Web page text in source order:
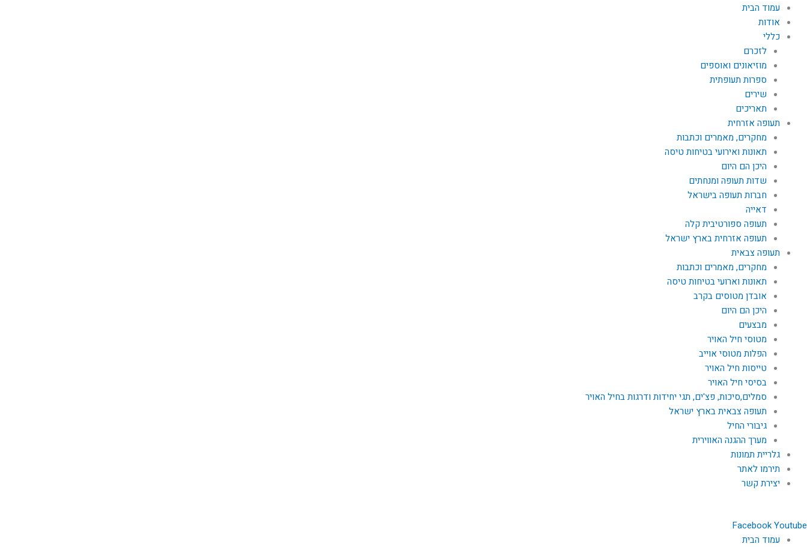
עמוד הבית
אודות
כללי
לזכרם
מוזיאונים ואוספים
ספרות תעופתית
שירים
תאריכים
תעופה אזרחית
מחקרים, מאמרים וכתבות
תאונות ואירועי בטיחות טיסה
היכן הם היום
שדות תעופה ומנחתים
חברות תעופה בישראל
דאייה
תעופה ספורטיבית קלה
תעופה אזרחית בארץ ישראל
תעופה צבאית
מחקרים, מאמרים וכתבות
תאונות וארועי בטיחות טיסה
אובדן מטוסים בקרב
היכן הם היום
מבצעים
מטוסי חיל האויר
הפלות מטוסי אוייב
טייסות חיל האויר
בסיסי חיל האויר
סמלים,סיכות, פצ'ים, תגי יחידות ודרגות בחיל האויר
תעופה צבאית בארץ ישראל
גיבורי החיל
מערך ההגנה האווירית
גלריית תמונות
תירמו לאתר
יצירת קשר
FacebookYoutube
עמוד הבית